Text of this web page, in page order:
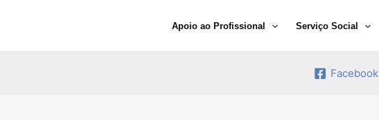
Apoio ao Profissional Serviço Social
Facebook